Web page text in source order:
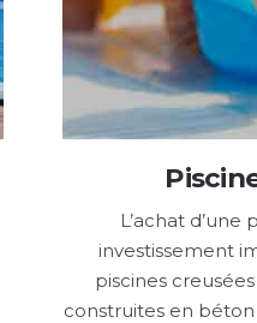
L’achat
investissement
piscines
construites en béton